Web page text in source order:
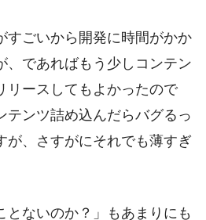
すごいから開発に時間がかか
、であればもう少しコンテン
リースしてもよかったので
テンツ詰め込んだらバグるっ
が、さすがにそれでも薄すぎ
とないのか？」もあまりにも